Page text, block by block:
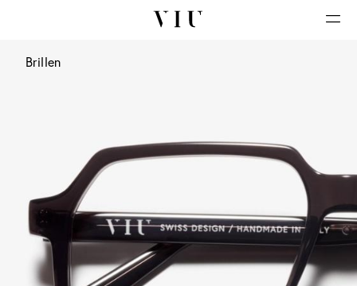
Brillen